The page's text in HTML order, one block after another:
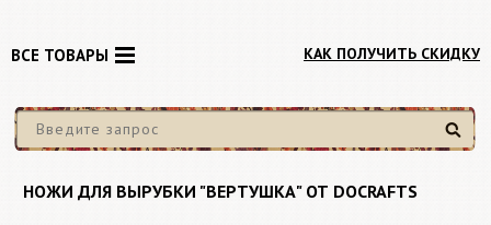
КАК ПОЛУЧИТЬ СКИДКУ
Найти
ВСЕ ТОВАРЫ
НОЖИ ДЛЯ ВЫРУБКИ "ВЕРТУШКА" ОТ DOCRAFTS